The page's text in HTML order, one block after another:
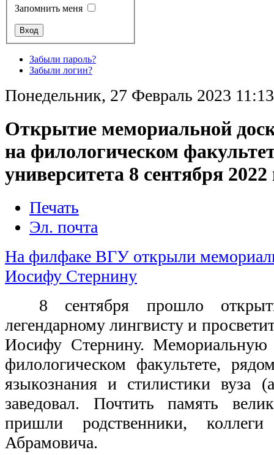
Запомнить меня
Забыли пароль?
Забыли логин?
Понедельник, 27 Февраль 2023 11:13
Открытие мемориальной
на филологическом
университета 8 сентября 2022
Печать
Эл. почта
На филфаке ВГУ открыли
Иосифу Стернину
8 сентября прошло
легендарному лингвисту и
Иосифу Стернину. Мемориальную
филологическом факультете,
языкознания и стилистики вуза
заведовал. Почтить память
пришли родственники,
Абрамовича.